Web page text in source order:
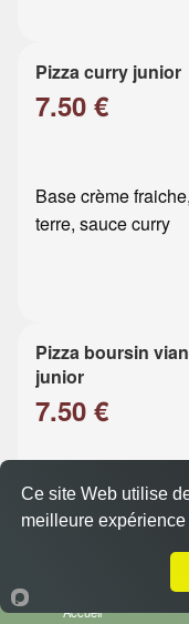
Pizza curry junior
7.50 €
Base crème
terre, sauce curry
Pizza boursin
junior
7.50 €
Accueil
Ce site Web utilise
meilleure